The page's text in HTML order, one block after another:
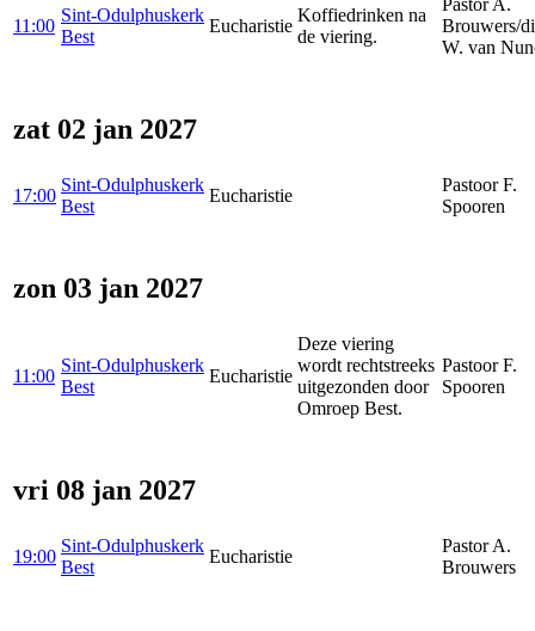
11:00
Sint-Odulphuskerk
Best
Eucharistie
Koffiedrinken na
de viering.
Brouwers/
W. van
zat 02 jan 2027
17:00
Sint-Odulphuskerk
Best
Eucharistie
Pastoor F.
Spooren
zon 03 jan 2027
11:00
Sint-Odulphuskerk
Best
Eucharistie
Deze viering
wordt rechtstreeks
uitgezonden door
Omroep Best.
Pastoor F.
Spooren
vri 08 jan 2027
19:00
Sint-Odulphuskerk
Best
Eucharistie
Pastor A.
Brouwers